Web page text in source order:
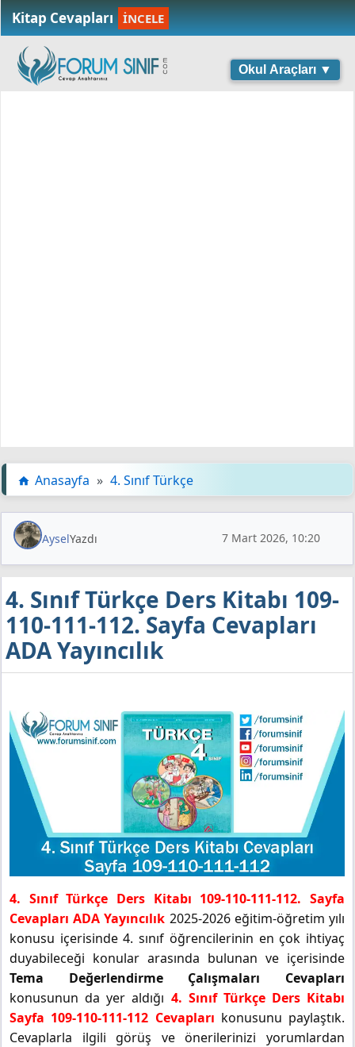
Kitap Cevapları İNCELE
Okul Araçları ▼
Anasayfa » 4. Sınıf Türkçe
AyselYazdı 7 Mart 2026, 10:20
4. Sınıf Türkçe Ders Kitabı 109-
110-111-112. Sayfa Cevapları
ADA Yayıncılık
4. Sınıf Türkçe Ders Kitabı 109-110-111-112. Sayfa
Cevapları ADA Yayıncılık 2025-2026 eğitim-öğretim yılı
konusu içerisinde 4. sınıf öğrencilerinin en çok ihtiyaç
duyabileceği konular arasında bulunan ve içerisinde
Tema Değerlendirme Çalışmaları Cevapları
konusunun da yer aldığı 4. Sınıf Türkçe Ders Kitabı
Sayfa 109-110-111-112 Cevapları konusunu paylaştık.
Cevaplarla ilgili görüş ve önerilerinizi yorumlardan